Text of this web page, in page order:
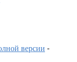
версии -